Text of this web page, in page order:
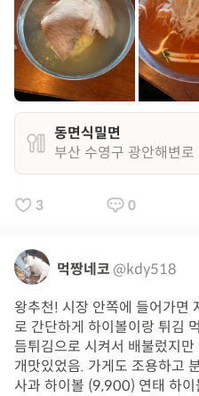
동면식밀면
부산 수영구 광안해변
3 0
먹짱네코 @kdy518
왕추천! 시장 안쪽에 들어가면
로 간단하게 하이볼이랑 튀김
듬튀김으로 시켜서 배불렀지
개맛있었음. 가게도 조용하고
사과 하이볼 (9,900) 연태 하